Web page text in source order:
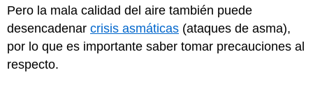
Pero la mala calidad del aire también puede
desencadenar crisis asmáticas (ataques de asma),
por lo que es importante saber tomar precauciones al
respecto.